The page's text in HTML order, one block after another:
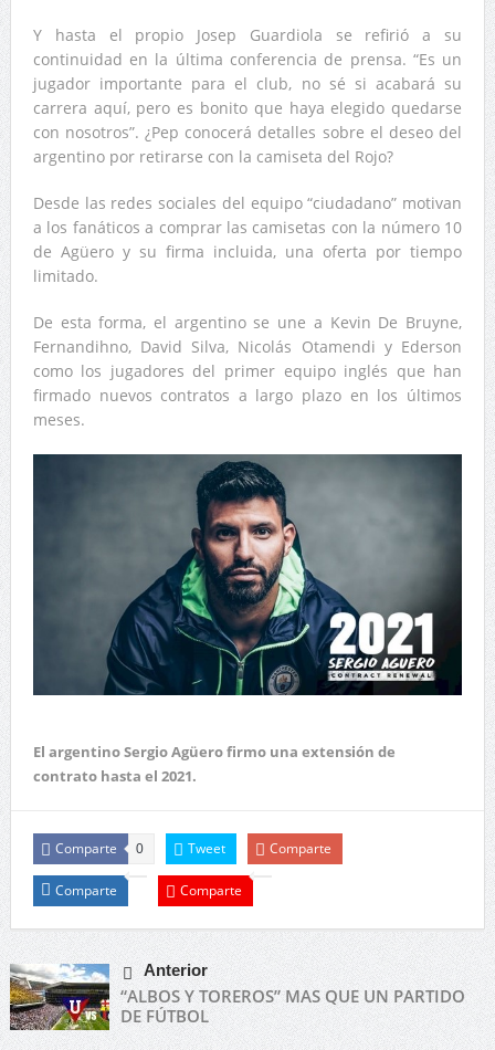
Y hasta el propio Josep Guardiola se refirió a su
continuidad en la última conferencia de prensa. “Es un
jugador importante para el club, no sé si acabará su
carrera aquí, pero es bonito que haya elegido quedarse
con nosotros”. ¿Pep conocerá detalles sobre el deseo del
argentino por retirarse con la camiseta del Rojo?
Desde las redes sociales del equipo “ciudadano” motivan
a los fanáticos a comprar las camisetas con la número 10
de Agüero y su firma incluida, una oferta por tiempo
limitado.
De esta forma, el argentino se une a Kevin De Bruyne,
Fernandihno, David Silva, Nicolás Otamendi y Ederson
como los jugadores del primer equipo inglés que han
firmado nuevos contratos a largo plazo en los últimos
meses.
El argentino Sergio Agüero firmo una extensión de
contrato hasta el 2021.
Comparte 0 Tweet Comparte
Comparte Comparte
Anterior
“ALBOS Y TOREROS” MAS QUE UN PARTIDO
DE FÚTBOL